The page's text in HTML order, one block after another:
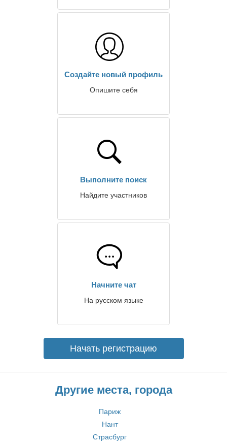
Создайте новый профиль
Опишите себя
Выполните поиск
Найдите участников
Начните чат
На русском языке
Начать регистрацию
Другие места, города
Париж
Нант
Страсбург